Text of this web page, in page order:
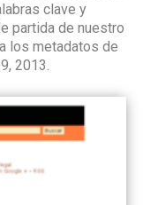
clave y
partida de nuestro
los metadatos de
2013.